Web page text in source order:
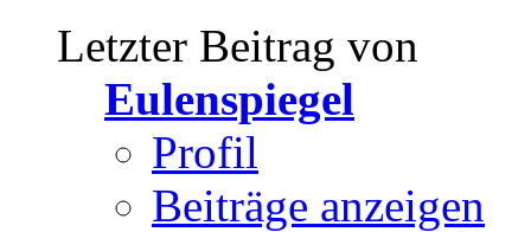
Letzter Beitrag von
Eulenspiegel
Profil
Beiträge anzeigen